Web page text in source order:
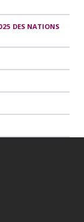
DES NATIONS